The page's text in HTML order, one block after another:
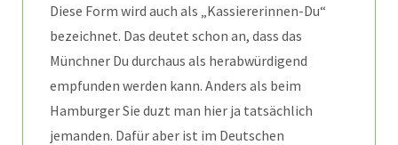
Diese Form wird auch als „Kassiererinnen-Du“
bezeichnet. Das deutet schon an, dass das
Münchner Du durchaus als herabwürdigend
empfunden werden kann. Anders als beim
Hamburger Sie duzt man hier ja tatsächlich
jemanden. Dafür aber ist im Deutschen